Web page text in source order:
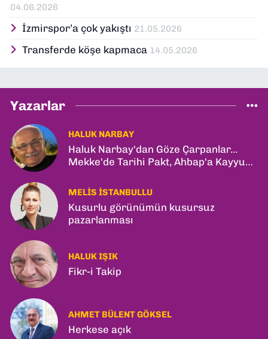
04.06.2026
İzmirspor’a çok yakıştı 21.05.2026
Transferde köşe kapmaca 14.05.2026
Yazarlar
HALUK NARBAY
Haluk Narbay'dan Göze Çarpanlar...
Mekke'de Tarihi Pakt, Ahbap'a Kayyum
MELIS İSTANBULLU
Kusurlu görünümün kusursuz
pazarlanması
HALUK IŞIK
Fikr-i Takip
AHMET BÜLENT GÖKSEL
Herkese açık